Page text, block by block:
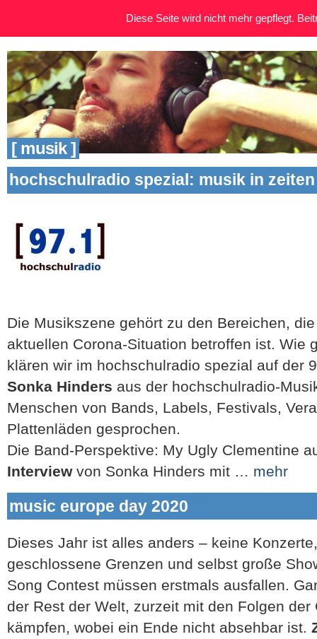
[ musik ]
hochschulradio spezial: musik in
Die Musikszene gehört zu den Bereichen,
aktuellen Corona-Situation betroffen ist. Wie
klären wir im hochschulradio spezial auf der
Sonka Hinders aus der hochschulradio-
Menschen von Bands, Labels, Festivals,
Plattenläden gesprochen.
Die Band-Perspektive: My Ugly Clementine
Interviewvon Sonka Hinders mit … mehr
music europe day 2020
Dieses Jahr ist alles anders – keine
geschlossene Grenzen und selbst große
Song Contest müssen erstmals ausfallen.
der Rest der Welt, zurzeit mit den Folgen
kämpfen, wobei ein Ende nicht absehbar ist.
Diese Seite wird nicht mehr gepflegt.